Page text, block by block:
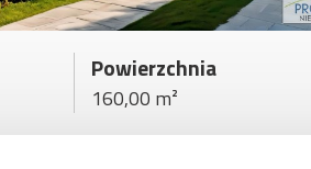
Powierzchnia
160,00 m²